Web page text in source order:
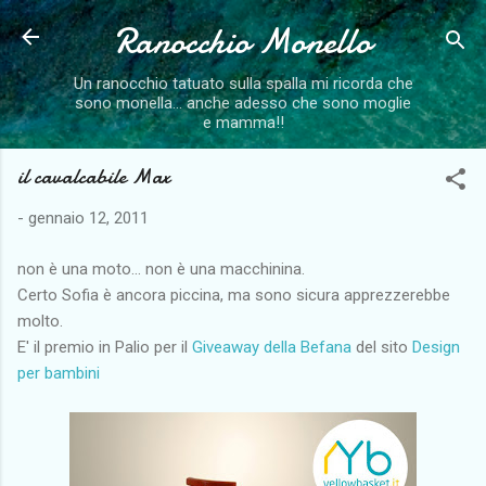
Passa ai contenuti principali
Ranocchio Monello
Un ranocchio tatuato sulla spalla mi ricorda che
sono monella... anche adesso che sono moglie
e mamma!!
il cavalcabile Max
- gennaio 12, 2011
non è una moto... non è una macchinina.
Certo Sofia è ancora piccina, ma sono sicura apprezzerebbe
molto.
E' il premio in Palio per il Giveaway della Befana del sito Design
per bambini